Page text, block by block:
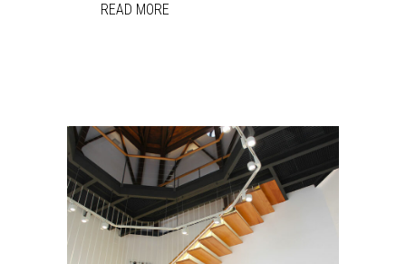
READ MORE